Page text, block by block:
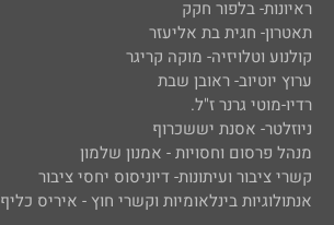
ראיונות- בלפור חקק
תאטרון- חגית בת אליעזר
קולנוע וטלויזיה- מוקה קריגר
ערוץ יוטיוב- ראובן שבת
רדיו-מוטי גרנר ז"ל.
ניוזלטר- אסנת יששכרוף
מנהל פרסום וחסויות - אמנון שלמון
קשרי ציבור ועיתונות- דיוניסוס יחסי ציבור
אנתולוגיות בינלאומיות וקשרי חוץ - איריס כליף